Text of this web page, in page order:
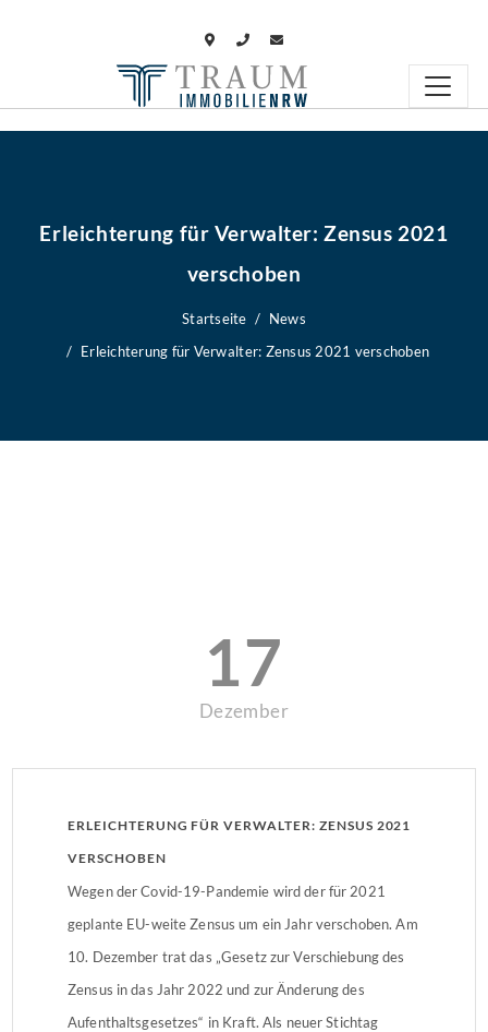
Erleichterung für Verwalter: Zensus 2021
verschoben
Startseite
News
Erleichterung für Verwalter: Zensus 2021 verschoben
17
Dezember
ERLEICHTERUNG FÜR VERWALTER: ZENSUS 2021
VERSCHOBEN
Wegen der Covid-19-Pandemie wird der für 2021
geplante EU-weite Zensus um ein Jahr verschoben. Am
10. Dezember trat das „Gesetz zur Verschiebung des
Zensus in das Jahr 2022 und zur Änderung des
Aufenthaltsgesetzes“ in Kraft. Als neuer Stichtag